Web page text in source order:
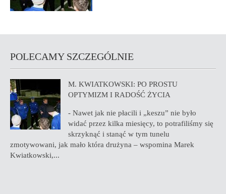
POLECAMY SZCZEGÓLNIE
M. KWIATKOWSKI: PO PROSTU
OPTYMIZM I RADOŚĆ ŻYCIA
- Nawet jak nie płacili i „keszu” nie było
widać przez kilka miesięcy, to potrafiliśmy się
skrzyknąć i stanąć w tym tunelu
zmotywowani, jak mało która drużyna – wspomina Marek
Kwiatkowski,...